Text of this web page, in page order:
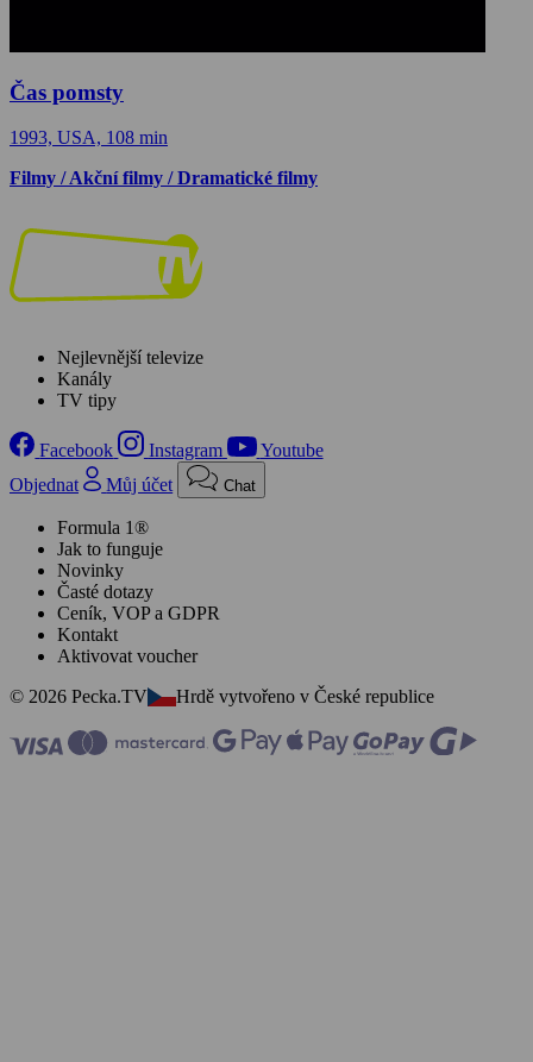
Čas pomsty
1993, USA, 108 min
Filmy / Akční filmy / Dramatické filmy
Nejlevnější televize
Kanály
TV tipy
Facebook Instagram
Youtube
Objednat
Můj účet Chat
Formula 1®
Jak to funguje
Novinky
Časté dotazy
Ceník, VOP a GDPR
Kontakt
Aktivovat voucher
© 2026 Pecka.TV
Hrdě vytvořeno v České republice